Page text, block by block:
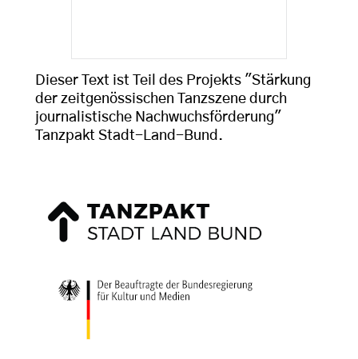
Dieser Text ist Teil des Projekts "Stärkung
der zeitgenössischen Tanzszene durch
journalistische Nachwuchsförderung"
Tanzpakt Stadt-Land-Bund.